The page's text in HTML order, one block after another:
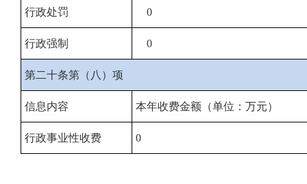
行政处罚 0
行政强制 0
第二十条第（八）项
信息内容 本年收费金额（单位：万元）
行政事业性收费 0